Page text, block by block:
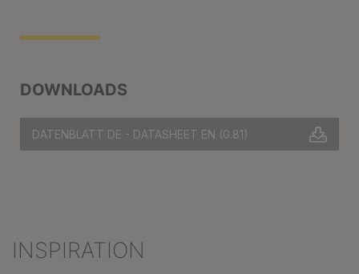
DOWNLOADS
DATENBLATT DE - DATASHEET EN (0.81)
Produktgalerie überspringen
INSPIRATION